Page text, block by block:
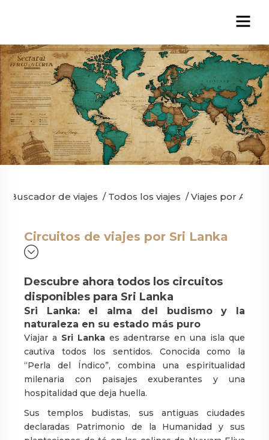
Buscador de viajes / Todos los viajes /Viajes por Asia
Circuitos de viajes por Sri Lanka
Descubre ahora todos los circuitos
disponibles para Sri Lanka
Sri Lanka: el alma del budismo y la
naturaleza en su estado más puro
Viajar a Sri Lankaes adentrarse en una isla que
cautiva todos los sentidos. Conocida como la
“Perla del Índico”, combina una espiritualidad
milenaria con paisajes exuberantes y una
hospitalidad que deja huella.
Sus templos budistas, sus antiguas ciudades
declaradas Patrimonio de la Humanidad y sus